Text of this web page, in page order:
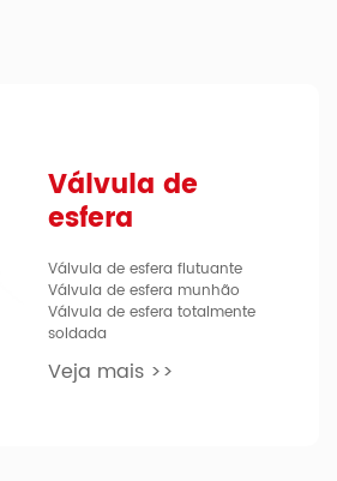
Válvula de
esfera
Válvula de esfera flutuante
Válvula de esfera munhão
Válvula de esfera totalmente
soldada
Veja mais >>